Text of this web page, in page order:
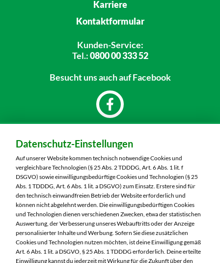
Karriere
Kontaktformular
Kunden-Service:
Tel.:0800 00 333 52
Besucht unsauch auf Facebook
Marktkauf Oschatz
Venissieuxer Straße 6
04758 Oschatz
Telefon:03435 9870
Markt ändern
Öffnungszeiten diese Woche:
Mo:
07:00 – 20:00 Uhr
Datenschutz-Einstellungen
Auf unserer Website kommen technisch notwendige Cookies und
vergleichbare Technologien (§ 25 Abs. 2 TDDDG, Art. 6 Abs. 1 lit. f
DSGVO) sowie einwilligungsbedürftige Cookies und Technologien (§ 25
Abs. 1 TDDDG, Art. 6 Abs. 1 lit. a DSGVO) zum Einsatz. Erstere sind für
den technisch einwandfreien Betrieb der Website erforderlich und
können nicht abgelehnt werden. Die einwilligungsbedürftigen Cookies
und Technologien dienen verschiedenen Zwecken, etwa der statistischen
Auswertung, der Verbesserung unseres Webauftritts oder der Anzeige
personalisierter Inhalte und Werbung. Sofern Sie diese zusätzlichen
Cookies und Technologien nutzen möchten, ist deine Einwilligung gemäß
Art. 6 Abs. 1 lit. a DSGVO, § 25 Abs. 1 TDDDG erforderlich. Deine erteilte
Einwilligung kannst du jederzeit mit Wirkung für die Zukunft über den